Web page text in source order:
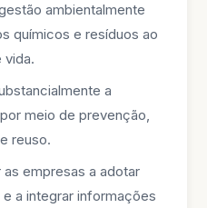
ambientalmente
químicos e resíduos ao
vida.
a
meio de prevenção,
reuso.
as empresas a adotar
a integrar informações